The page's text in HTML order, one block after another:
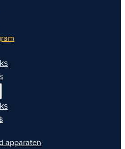
apparaten